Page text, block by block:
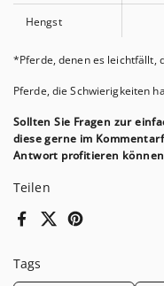
Teilen
FacebookX (Twitter)Pinterest
Tags
Hengst
*Pferde, denen es leichtfällt,
Pferde, die Schwierigkeiten
Sollten Sie Fragen zur
diese gerne im
Antwort profitieren